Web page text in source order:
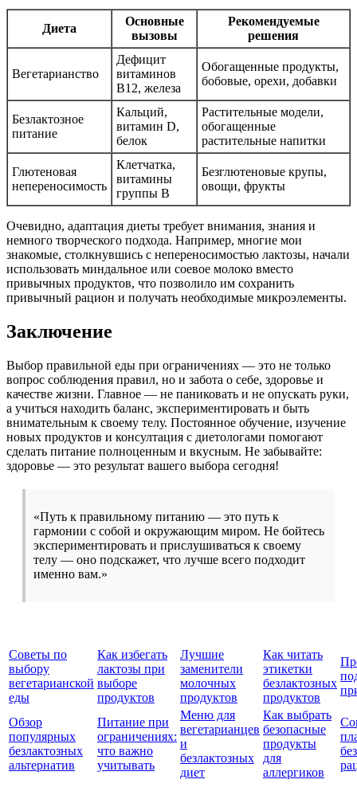
Диета
Основные
вызовы
Рекомендуемые
решения
Вегетарианство
Дефицит
витаминов
B12, железа
Обогащенные продукты,
бобовые, орехи, добавки
Безлактозное
питание
Кальций,
витамин D,
белок
Растительные модели,
обогащенные
растительные напитки
Глютеновая
непереносимость
Клетчатка,
витамины
группы B
Безглютеновые крупы,
овощи, фрукты
Очевидно, адаптация диеты требует внимания, знания и
немного творческого подхода. Например, многие мои
знакомые, столкнувшись с непереносимостью лактозы, начали
использовать миндальное или соевое молоко вместо
привычных продуктов, что позволило им сохранить
привычный рацион и получать необходимые микроэлементы.
Заключение
Выбор правильной еды при ограничениях — это не только
вопрос соблюдения правил, но и забота о себе, здоровье и
качестве жизни. Главное — не паниковать и не опускать руки,
а учиться находить баланс, экспериментировать и быть
внимательным к своему телу. Постоянное обучение, изучение
новых продуктов и консултация с диетологами помогают
сделать питание полноценным и вкусным. Не забывайте:
здоровье — это результат вашего выбора сегодня!
«Путь к правильному питанию — это путь к
гармонии с собой и окружающим миром. Не бойтесь
экспериментировать и прислушиваться к своему
телу — оно подскажет, что лучше всего подходит
именно вам.»
Советы по
выбору
вегетарианской
еды
Как избегать
лактозы при
выборе
продуктов
Лучшие
заменители
молочных
продуктов
Как читать
этикетки
безлактозных
продуктов
Обзор
популярных
безлактозных
альтернатив
Питание при
ограничениях:
что важно
учитывать
Меню для
вегетарианцев
и
безлактозных
диет
Как выбрать
безопасные
продукты
для
аллергиков